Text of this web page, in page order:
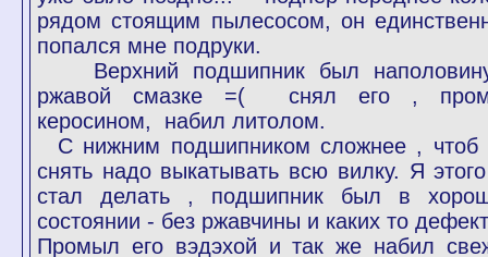
рядом стоящим пылесосом, он
попался мне подруки.
Верхний подшипник был
ржавой смазке =( снял его ,
керосином, набил литолом.
С нижним подшипником сложнее , чтоб
снять надо выкатывать всю вилку. Я
стал делать , подшипник был в
состоянии - без ржавчины и каких то
Промыл его вэдэхой и так же набил